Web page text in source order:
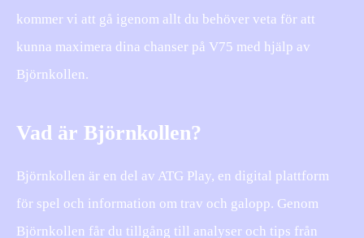
kommer vi att gå igenom allt du behöver veta för att
kunna maximera dina chanser på V75 med hjälp av
Björnkollen.
Vad är Björnkollen?
Björnkollen är en del av ATG Play, en digital plattform
för spel och information om trav och galopp. Genom
Björnkollen får du tillgång till analyser och tips från